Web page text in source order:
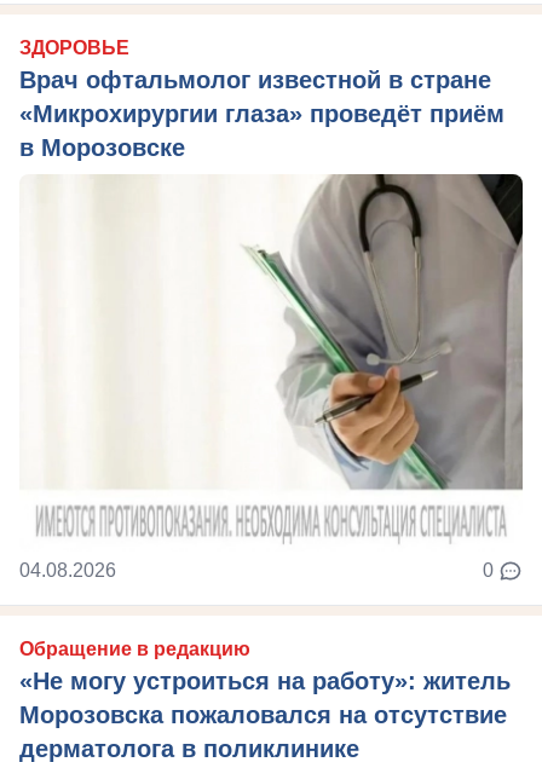
ЗДОРОВЬЕ
Врач офтальмолог известной в стране
«Микрохирургии глаза» проведёт приём
в Морозовске
04.08.2026 0
Обращение в редакцию
«Не могу устроиться на работу»: житель
Морозовска пожаловался на отсутствие
дерматолога в поликлинике